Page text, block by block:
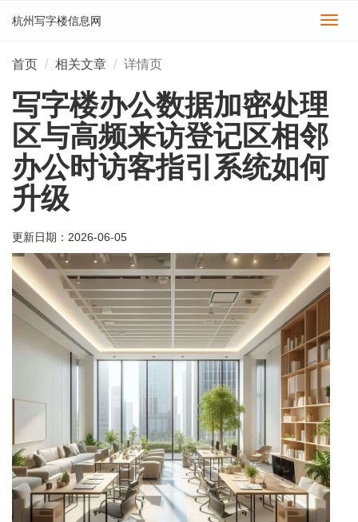
切
杭州写字楼信息网
首页 相关文章 详情页
写字楼办公数据加密处理
区与高频来访登记区相邻
办公时访客指引系统如何
升级
更新日期： 2026-06-05